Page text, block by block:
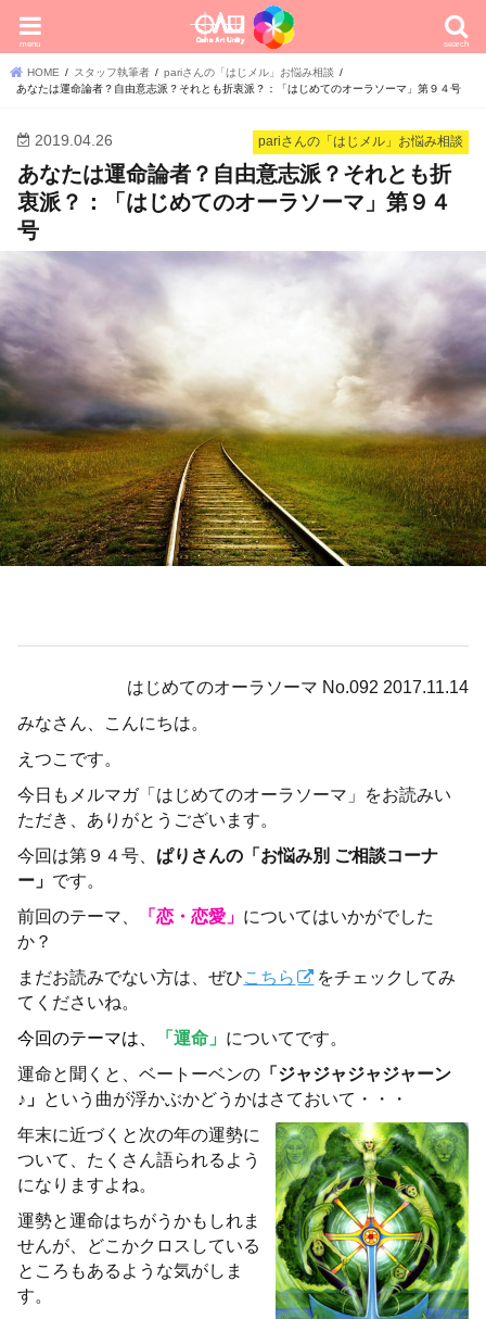
search
menu
HOME スタッフ執筆者
pariさんの「はじメル」お悩み相談
あなたは運命論者？自由意志派？それとも折衷派？：「はじめてのオーラソーマ」第９４号
pariさんの「はじメル」お悩み相談
2019.04.26
あなたは運命論者？自由意志派？それとも折
衷派？：「はじめてのオーラソーマ」第９４
号
はじめてのオーラソーマ No.092 2017.11.14
みなさん、こんにちは。
えつこです。
今日もメルマガ「はじめてのオーラソーマ」をお読みい
ただき、ありがとうございます。
今回は第９４号、 ぱりさんの「お悩み別 ご相談コーナ
ー」 です。
前回のテーマ、
「恋・恋愛」 についてはいかがでした
か？
まだお読みでない方は、ぜひこちら
をチェックしてみ
てくださいね。
今回のテーマは、
「運命」 についてです。
運命と聞くと、ベートーベンの 「ジャジャジャジャーン
♪」 という曲が浮かぶかどうかはさておいて・・・
年末に近づくと次の年の運勢に
ついて、たくさん語られるよう
になりますよね。
運勢と運命はちがうかもしれま
せんが、どこかクロスしている
ところもあるような気がしま
す。